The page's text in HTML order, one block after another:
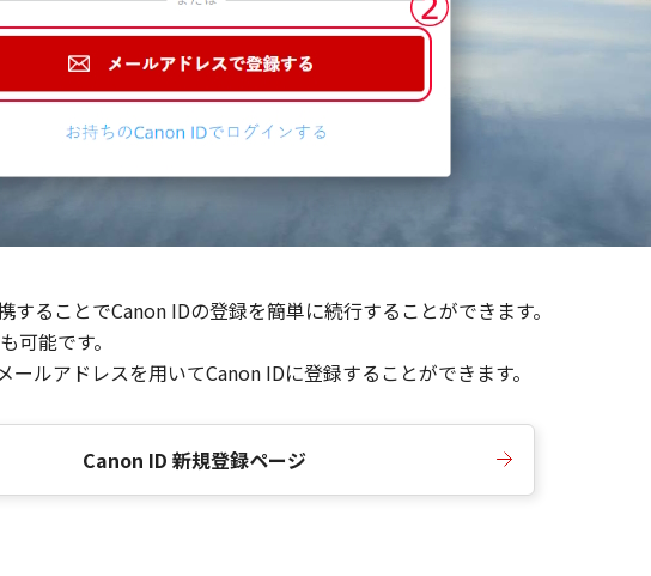
ることでCanon IDの登録を簡単に続行することができます。
可能です。
ルアドレスを用いてCanon IDに登録することができます。
Canon ID 新規登録ページ